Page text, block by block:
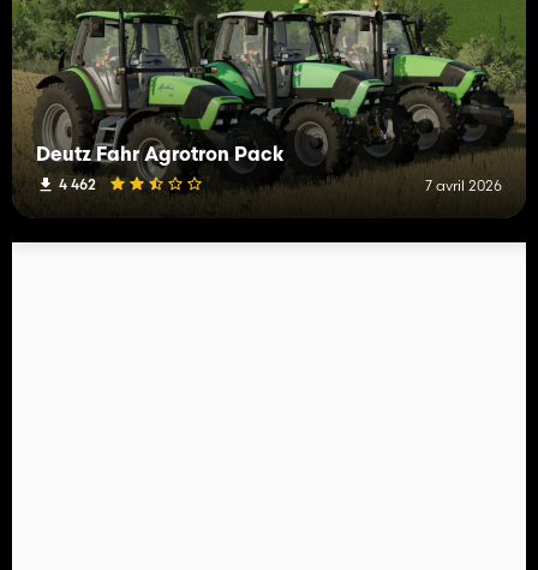
Deutz Fahr Agrotron Pack
4 462 7 avril 2026